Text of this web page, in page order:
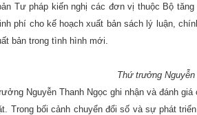
Tư pháp kiến nghị các đơn vị thuộc Bộ
phí cho kế hoạch xuất bản sách lý luận,
bản trong tình hình mới.
Thứ trưởng
Nguyễn Thanh Ngọc ghi nhận và đánh
Trong bối cảnh chuyển đổi số và sự phát